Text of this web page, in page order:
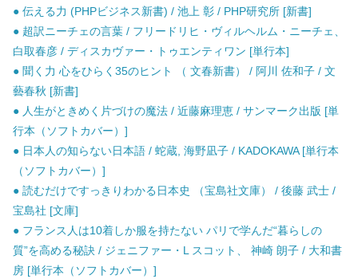
● 伝える力 (PHPビジネス新書) / 池上 彰 / PHP研究所 [新書]
● 超訳ニーチェの言葉 / フリードリヒ・ヴィルヘルム・ニーチェ、
白取春彦 / ディスカヴァー・トゥエンティワン [単行本]
● 聞く力 心をひらく35のヒント （ 文春新書） / 阿川 佐和子 / 文
藝春秋 [新書]
● 人生がときめく片づけの魔法 / 近藤麻理恵 / サンマーク出版 [単
行本（ソフトカバー）]
● 日本人の知らない日本語 / 蛇蔵, 海野凪子 / KADOKAWA [単行本
（ソフトカバー）]
● 読むだけですっきりわかる日本史 （宝島社文庫） / 後藤 武士 /
宝島社 [文庫]
● フランス人は10着しか服を持たない パリで学んだ“暮らしの
質”を高める秘訣 / ジェニファー・L スコット、 神崎 朗子 / 大和書
房 [単行本（ソフトカバー）]